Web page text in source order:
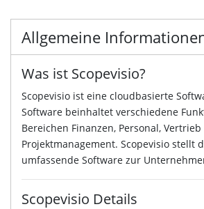
Allgemeine
Was ist Scopevisio?
Scopevisio ist eine cloudbasierte
Software beinhaltet verschiedene
Bereichen Finanzen, Personal,
Projektmanagement. Scopevisio stellt
umfassende Software zur
Scopevisio Details